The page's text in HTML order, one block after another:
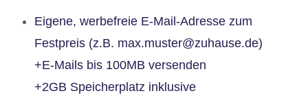
Eigene, werbefreie E-Mail-Adresse zum
Festpreis (z.B. max.muster@zuhause.de)
+E-Mails bis 100MB versenden
+2GB Speicherplatz inklusive